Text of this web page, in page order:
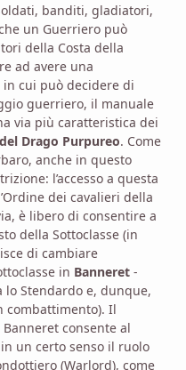
banditi, gladiatori,
un Guerriero può
della Costa della
ad avere una
cui può decidere di
guerriero, il manuale
via più caratteristica dei
Drago Purpureo. Come
anche in questo
l’accesso a questa
dei cavalieri della
è libero di consentire a
della Sottoclasse (in
di cambiare
in Banneret -
Stendardo e, dunque,
Il
consente al
un certo senso il ruolo
(Warlord), come